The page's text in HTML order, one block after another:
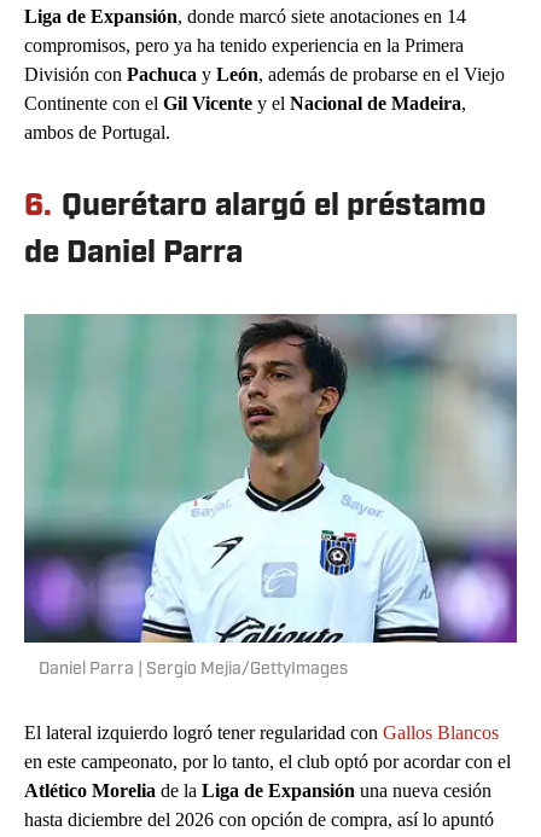
Liga de Expansión, donde marcó siete anotaciones en 14
compromisos, pero ya ha tenido experiencia en la Primera
División con Pachuca y León, además de probarse en el Viejo
Continente con el Gil Vicente y el Nacional de Madeira,
ambos de Portugal.
6. Querétaro alargó el préstamo
de Daniel Parra
Daniel Parra | Sergio Mejia/GettyImages
El lateral izquierdo logró tener regularidad con Gallos Blancos
en este campeonato, por lo tanto, el club optó por acordar con el
Atlético Morelia de la Liga de Expansión una nueva cesión
hasta diciembre del 2026 con opción de compra, así lo apuntó